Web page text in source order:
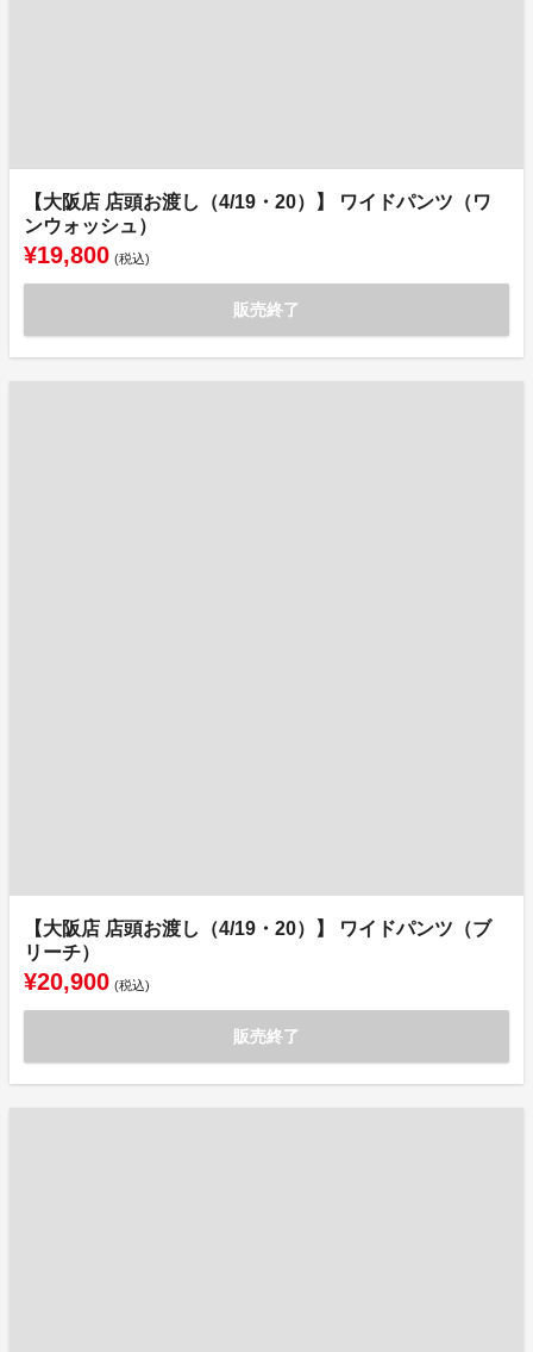
【大阪店 店頭お渡し（4/19・20）】 ワイドパンツ（ワ
ンウォッシュ）
¥19,800 (税込)
販売終了
【大阪店 店頭お渡し（4/19・20）】 ワイドパンツ（ブ
リーチ）
¥20,900 (税込)
販売終了